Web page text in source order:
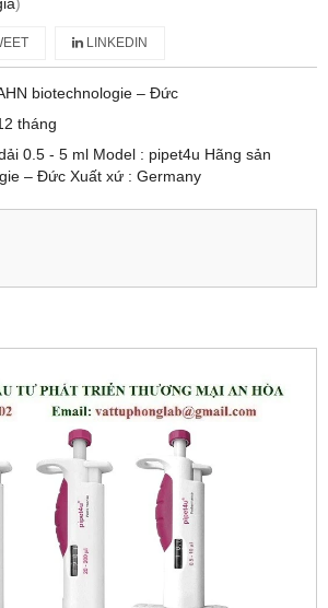
)
LINKEDIN
biotechnologie – Đức
tháng
0.5 - 5 ml Model : pipet4u Hãng sản
– Đức Xuất xứ : Germany